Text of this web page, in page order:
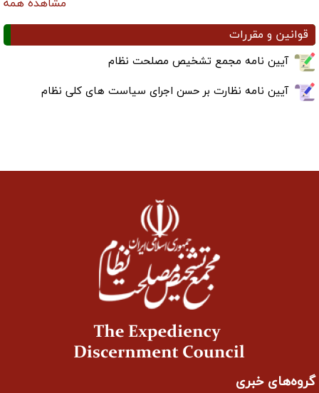
مشاهده همه
قوانین و مقررات
آیین نامه مجمع تشخیص مصلحت نظام
آیین نامه نظارت بر حسن اجرای سیاست های کلی نظام
گروه‌های خبری